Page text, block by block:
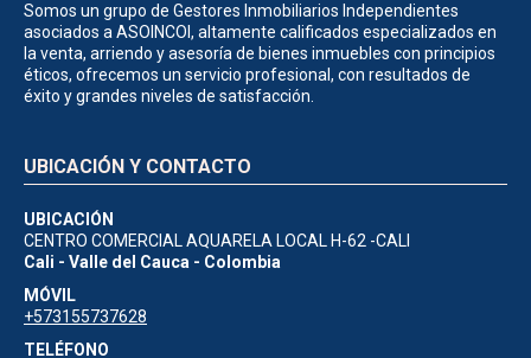
Somos un grupo de Gestores Inmobiliarios Independientes
asociados a ASOINCOI, altamente calificados especializados en
la venta, arriendo y asesoría de bienes inmuebles con principios
éticos, ofrecemos un servicio profesional, con resultados de
éxito y grandes niveles de satisfacción.
UBICACIÓN
CENTRO COMERCIAL AQUARELA LOCAL H-62 -CALI
Cali - Valle del Cauca - Colombia
MÓVIL
+573155737628